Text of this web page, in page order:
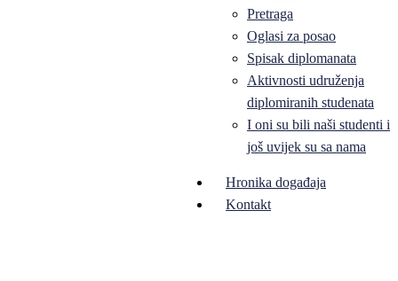
Pretraga
Oglasi za posao
Spisak diplomanata
Aktivnosti udruženja
diplomiranih studenata
I oni su bili naši studenti i
još uvijek su sa nama
Hronika događaja
Kontakt